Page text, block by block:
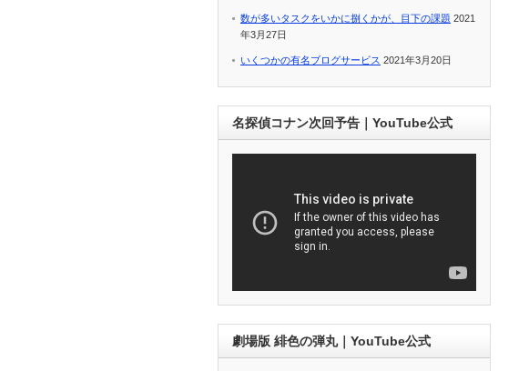
数が多いタスクをいかに捌くかが、目下の課題 2021
年3月27日
いくつかの有名ブログサービス 2021年3月20日
名探偵コナン次回予告｜YouTube公式
劇場版 緋色の弾丸｜YouTube公式